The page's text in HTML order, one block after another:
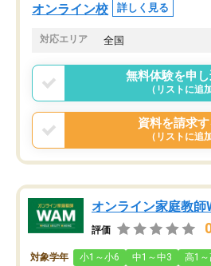
オンライン校 詳しく見る
対応エリア 全国
無料体験を申
（リストに追
資料を請求
（リストに追
オンライン家庭教師
評価
対象学年 小1～小6 中1～中3 高1～